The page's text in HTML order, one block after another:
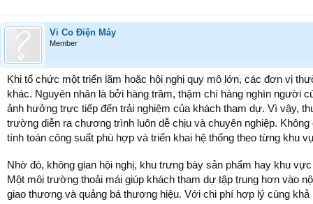
Vi Co Điện Máy
Member
Khi tổ chức một triển lãm hoặc hội nghị quy mô lớn, các đơn vị
khác. Nguyên nhân là bởi hàng trăm, thậm chí hàng nghìn người
ảnh hưởng trực tiếp đến trải nghiệm của khách tham dự. Vì vậy,
trường diễn ra chương trình luôn dễ chịu và chuyên nghiệp.
tính toán công suất phù hợp và triển khai hệ thống theo từng khu
Nhờ đó, không gian hội nghị, khu trưng bày sản phẩm hay khu
Một môi trường thoải mái giúp khách tham dự tập trung hơn vào
giao thương và quảng bá thương hiệu. Với chi phí hợp lý cùng